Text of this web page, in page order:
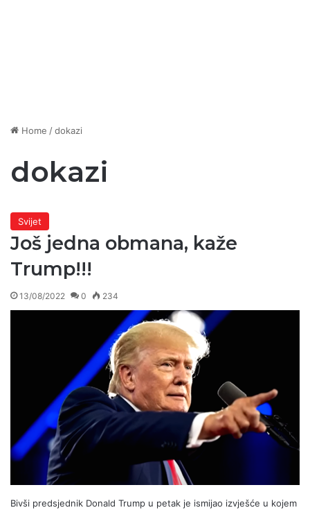
Home /dokazi
dokazi
Svijet
Još jedna obmana, kaže
Trump!!!
13/08/2022 0 234
Bivši predsjednik Donald Trump u petak je ismijao izvješće u kojem